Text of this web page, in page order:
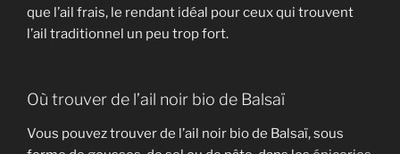
que l’ail frais, le rendant idéal pour ceux qui trouvent
l’ail traditionnel un peu trop fort.
Où trouver de l’ail noir bio de Balsaï
Vous pouvez trouver de l’ail noir bio de Balsaï, sous